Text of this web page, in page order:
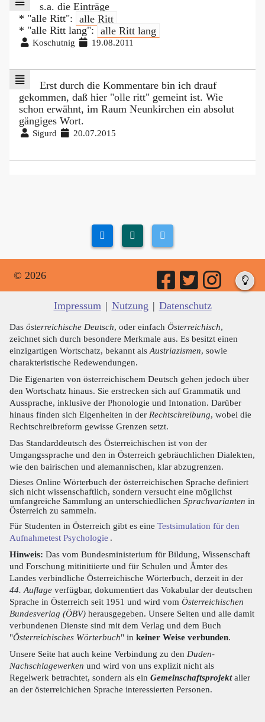
s.a. die Einträge
* "alle Ritt": alle Ritt
* "alle Ritt lang": alle Ritt lang
Koschutnig 19.08.2011
Erst durch die Kommentare bin ich drauf
gekommen, daß hier "olle ritt" gemeint ist. Wie
schon erwähnt, im Raum Neunkirchen ein absolut
gängiges Wort.
Sigurd 20.07.2015
© 2026
Impressum | Nutzung | Datenschutz
Das österreichische Deutsch, oder einfach Österreichisch,
zeichnet sich durch besondere Merkmale aus. Es besitzt einen
einzigartigen Wortschatz, bekannt als Austriazismen, sowie
charakteristische Redewendungen.
Die Eigenarten von österreichischem Deutsch gehen jedoch über
den Wortschatz hinaus. Sie erstrecken sich auf Grammatik und
Aussprache, inklusive der Phonologie und Intonation. Darüber
hinaus finden sich Eigenheiten in der Rechtschreibung, wobei die
Rechtschreibreform gewisse Grenzen setzt.
Das Standarddeutsch des Österreichischen ist von der
Umgangssprache und den in Österreich gebräuchlichen Dialekten,
wie den bairischen und alemannischen, klar abzugrenzen.
Dieses Online Wörterbuch der österreichischen Sprache definiert
sich nicht wissenschaftlich, sondern versucht eine möglichst
umfangreiche Sammlung an unterschiedlichen Sprachvarianten in
Österreich zu sammeln.
Für Studenten in Österreich gibt es eine Testsimulation für den
Aufnahmetest Psychologie .
Hinweis: Das vom Bundesministerium für Bildung, Wissenschaft
und Forschung mitinitiierte und für Schulen und Ämter des
Landes verbindliche Österreichische Wörterbuch, derzeit in der
44. Auflage verfügbar, dokumentiert das Vokabular der deutschen
Sprache in Österreich seit 1951 und wird vom Österreichischen
Bundesverlag (ÖBV) herausgegeben. Unsere Seiten und alle damit
verbundenen Dienste sind mit dem Verlag und dem Buch
"Österreichisches Wörterbuch" in keiner Weise verbunden.
Unsere Seite hat auch keine Verbindung zu den Duden-
Nachschlagewerken und wird von uns explizit nicht als
Regelwerk betrachtet, sondern als ein Gemeinschaftsprojektaller
an der österreichichen Sprache interessierten Personen.